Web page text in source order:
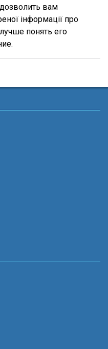
вам
інформації про
понять его